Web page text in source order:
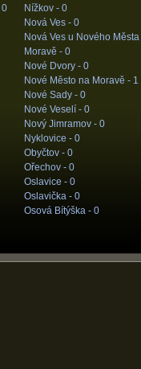
0
Nížkov - 0
Nová Ves - 0
Nová Ves u Nového
Moravě - 0
Nové Dvory - 0
Nové Město na Moravě - 1
Nové Sady - 0
Nové Veselí - 0
Nový Jimramov - 0
Nyklovice - 0
Obyčtov - 0
Ořechov - 0
Oslavice - 0
Oslavička - 0
Osová Bítýška - 0